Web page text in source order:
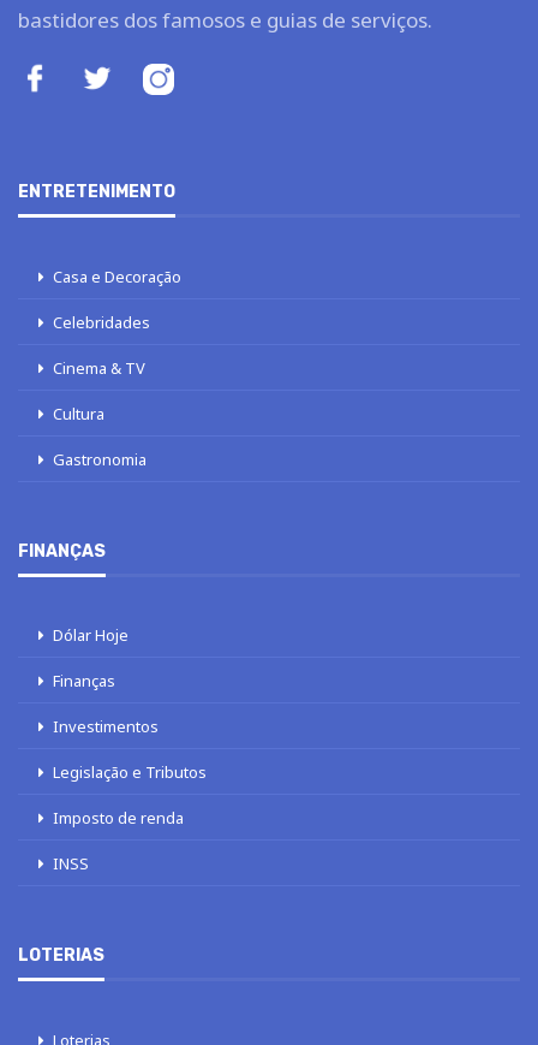
bastidores dos famosos e guias de serviços.
ENTRETENIMENTO
Casa e Decoração
Celebridades
Cinema & TV
Cultura
Gastronomia
FINANÇAS
Dólar Hoje
Finanças
Investimentos
Legislação e Tributos
Imposto de renda
INSS
LOTERIAS
Loterias